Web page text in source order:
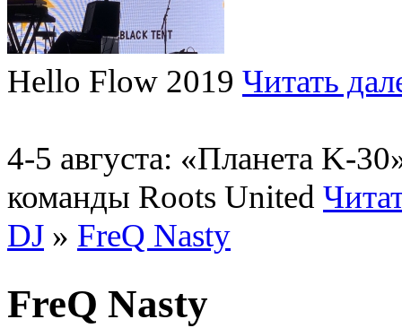
Hello Flow 2019 Читать
4-5 августа: «Планета K-
команды Roots United
DJ » FreQ Nasty
FreQ Nasty